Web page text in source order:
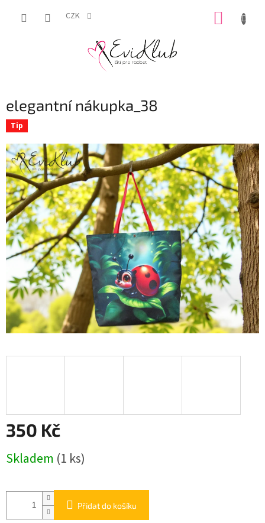
CZK
elegantní nákupka_38
Tip
350 Kč
cena:
Skladem (1 ks)
Přidat do košíku